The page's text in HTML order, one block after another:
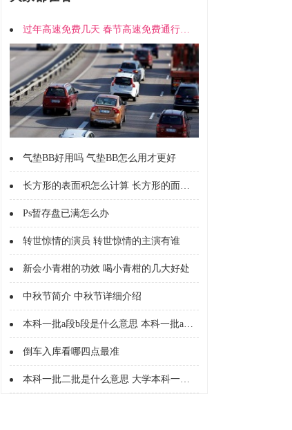
过年高速免费几天 春节高速免费通行时间
气垫BB好用吗 气垫BB怎么用才更好
长方形的表面积怎么计算 长方形的面积怎么计算的
Ps暂存盘已满怎么办
转世惊情的演员 转世惊情的主演有谁
新会小青柑的功效 喝小青柑的几大好处
中秋节简介 中秋节详细介绍
本科一批a段b段是什么意思 本科一批a段b段什么意思
倒车入库看哪四点最准
本科一批二批是什么意思 大学本科一批二批是什么意思